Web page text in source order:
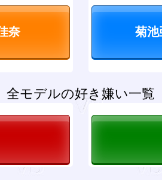
全モデルの好き嫌い一覧